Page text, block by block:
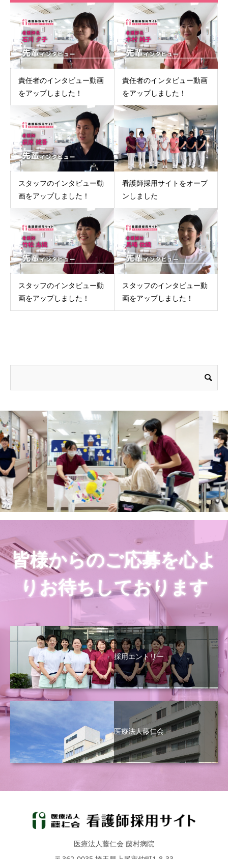
責任者のインタビュー動画
をアップしました！
責任者のインタビュー動画
をアップしました！
スタッフのインタビュー動
画をアップしました！
看護師採用サイトをオープ
ンしました
スタッフのインタビュー動
画をアップしました！
スタッフのインタビュー動
画をアップしました！
皆様からのご応募を心よ
りお待ちしております
採用エントリー
医療法人藤仁会
医療法人藤仁会 藤村病院